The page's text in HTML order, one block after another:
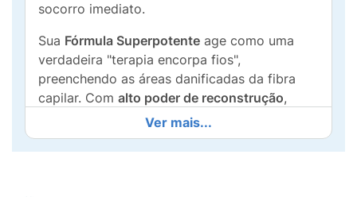
socorro imediato.
Sua Fórmula Superpotente age como uma
verdadeira "terapia encorpa fios",
preenchendo as áreas danificadas da fibra
capilar. Com alto poder de reconstrução,
graças à combinação de Pantenol e
Aminoácidos, ela devolve a matéria perdida,
proporcionandoforça máximae resistência
Ver mais...